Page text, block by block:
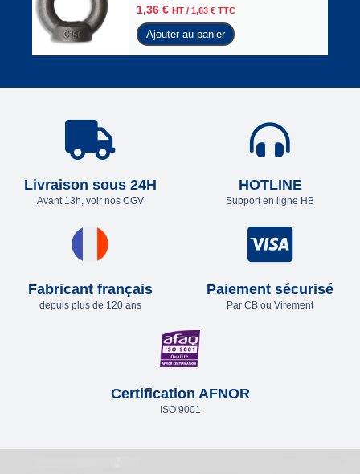
1,36 € HT / 1,63 € TTC
Ajouter au panier
Livraison sous 24H
Avant 13h, voir nos CGV
HOTLINE
Support en ligne HB
Fabricant français
depuis plus de 120 ans
Paiement sécurisé
Par CB ou Virement
Certification AFNOR
ISO 9001